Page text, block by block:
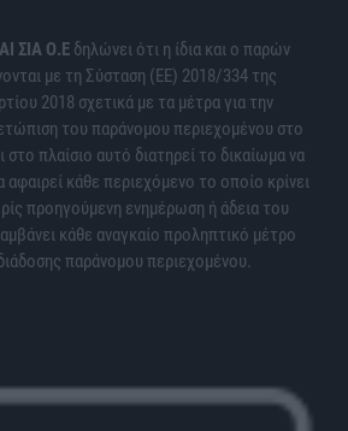
ΣΙΑ Ο.Ε δηλώνει ότι η ίδια και ο παρών
με τη Σύσταση (ΕΕ) 2018/334 της
2018 σχετικά με τα μέτρα για την
του παράνομου περιεχομένου στο
στο πλαίσιο αυτό διατηρεί το δικαίωμα να
αφαιρεί κάθε περιεχόμενο το οποίο κρίνει
προηγούμενη ενημέρωση ή άδεια του
κάθε αναγκαίο προληπτικό μέτρο
παράνομου περιεχομένου.